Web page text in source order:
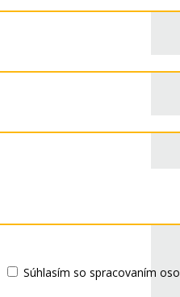
Súhlasím so spracovaním